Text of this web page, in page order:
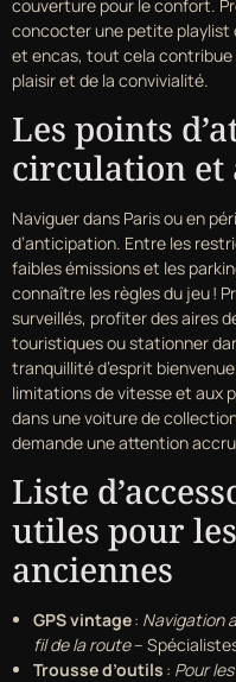
couverture pour le confort.
concocter une petite playlist
et encas, tout cela contribue
plaisir et de la convivialité.
Les points
circulation et
Naviguer dans Paris ou en
d’anticipation. Entre les
faibles émissions et les
connaître les règles du jeu !
surveillés, profiter des aires
touristiques ou stationner
tranquillité d’esprit
limitations de vitesse et aux
dans une voiture de
demande une attention
Liste
utiles pour
anciennes
GPS vintage: Navigation
fil de la route–
Trousse d’outils : Pour